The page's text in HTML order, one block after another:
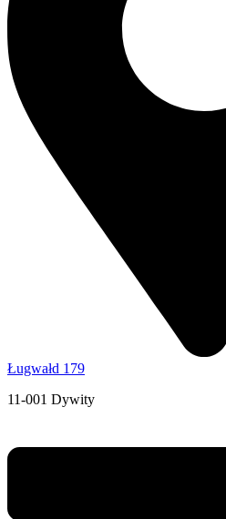
Ługwałd 179
11-001 Dywity